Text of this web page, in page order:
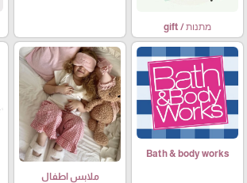
מתנות / gift
Bath & body works
ملابس اطفال